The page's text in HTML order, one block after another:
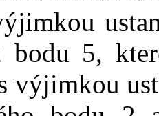
bodu 5,
výjimkou